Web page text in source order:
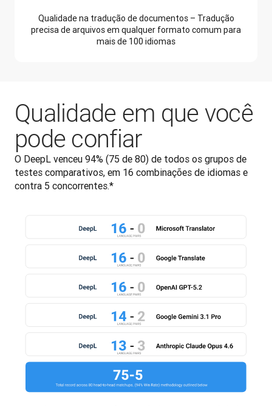
Qualidade na tradução de documentos – Tradução
precisa de arquivos em qualquer formato comum para
mais de 100 idiomas
Qualidade em que você
pode confiar
O DeepL venceu 94% (75 de 80) de todos os grupos de
testes comparativos, em 16 combinações de idiomas e
contra 5 concorrentes.*